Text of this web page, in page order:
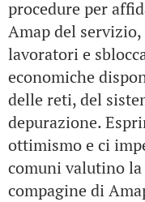
procedure per
Amap del
lavoratori e
economiche
delle reti, del
depurazione.
ottimismo e ci
comuni valutino
compagine di